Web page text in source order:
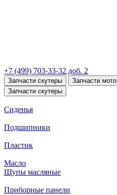
+7 (499) 703-33-32 доб. 2
Запчасти скутеры Запчасти мото
Запчасти скутеры
Сиденья
Подшипники
Пластик
Масло
Щупы масляные
Приборные панели